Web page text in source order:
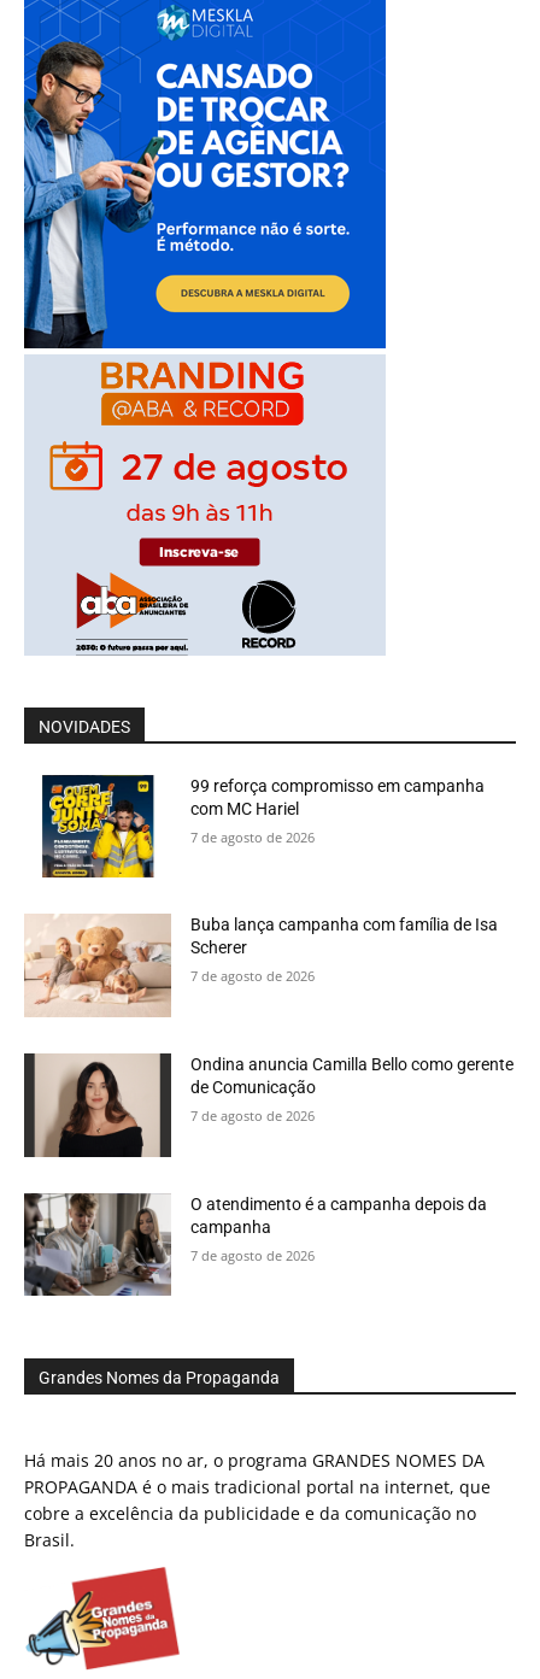
NOVIDADES
99 reforça compromisso em campanha
com MC Hariel
7 de agosto de 2026
Buba lança campanha com família de Isa
Scherer
7 de agosto de 2026
Ondina anuncia Camilla Bello como gerente
de Comunicação
7 de agosto de 2026
O atendimento é a campanha depois da
campanha
7 de agosto de 2026
Grandes Nomes da Propaganda
Há mais 20 anos no ar, o programa GRANDES NOMES DA
PROPAGANDA é o mais tradicional portal na internet, que
cobre a excelência da publicidade e da comunicação no
Brasil.